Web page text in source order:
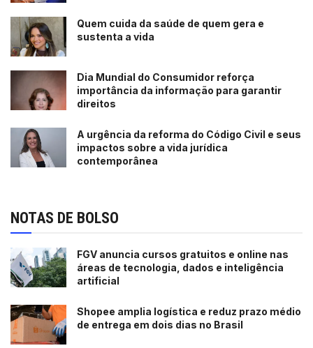
Quem cuida da saúde de quem gera e
sustenta a vida
Dia Mundial do Consumidor reforça
importância da informação para garantir
direitos
A urgência da reforma do Código Civil e seus
impactos sobre a vida jurídica
contemporânea
NOTAS DE BOLSO
FGV anuncia cursos gratuitos e online nas
áreas de tecnologia, dados e inteligência
artificial
Shopee amplia logística e reduz prazo médio
de entrega em dois dias no Brasil